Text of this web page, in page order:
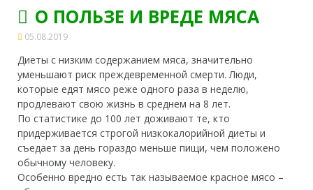
О ПОЛЬЗЕ И ВРЕДЕ МЯСА
05.08.2019
Диеты с низким содержанием мяса, значительно
уменьшают риск преждевременной смерти. Люди,
которые едят мясо реже одного раза в неделю,
продлевают свою жизнь в среднем на 8 лет.
По статистике до 100 лет доживают те, кто
придерживается строгой низкокалорийной диеты и
съедает за день гораздо меньше пищи, чем положено
обычному человеку.
Особенно вредно есть так называемое красное мясо –